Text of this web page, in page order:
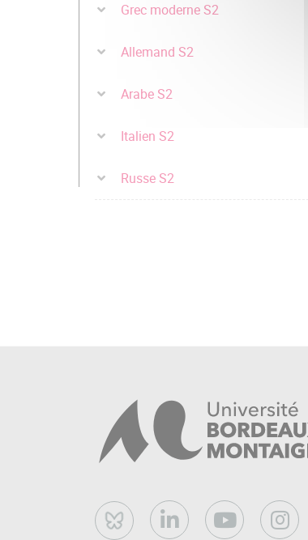
Grec moderne S2
Allemand S2
Arabe S2
Italien S2
Russe S2
Bluesky